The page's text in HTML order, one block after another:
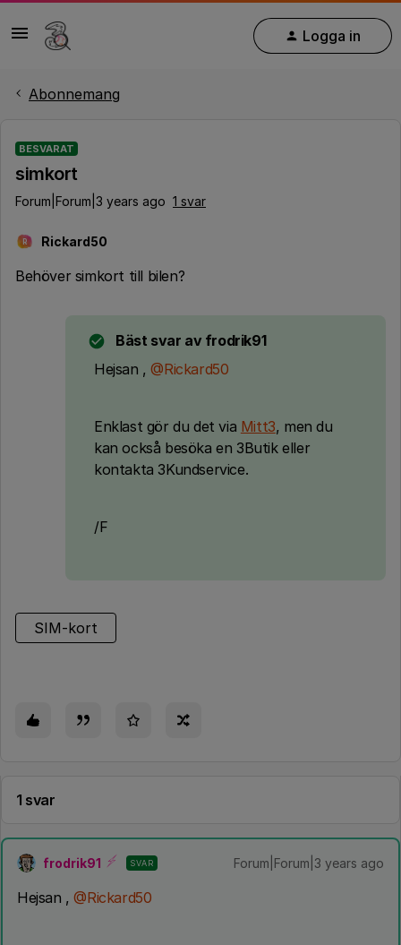
Logga in
Abonnemang
BESVARAT
simkort
Forum|Forum|3 years ago 1 svar
R Rickard50
Behöver simkort till bilen?
Bäst svar av frodrik91
Hejsan ,@Rickard50
Enklast gör du det via Mitt3, men du
kan också besöka en 3Butik eller
kontakta 3Kundservice.
/F
SIM-kort
1 svar
frodrik91 SVAR Forum|Forum|3 years ago
Hejsan ,@Rickard50